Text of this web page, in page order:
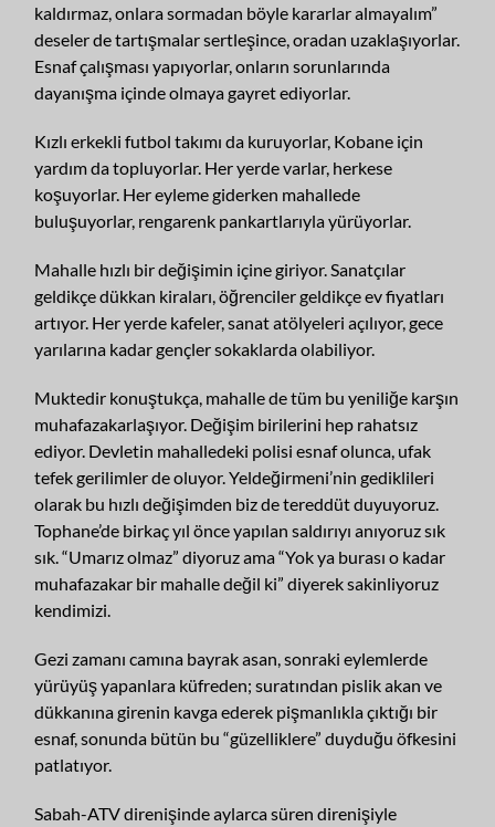
kaldırmaz, onlara sormadan böyle kararlar almayalım”
deseler de tartışmalar sertleşince, oradan uzaklaşıyorlar.
Esnaf çalışması yapıyorlar, onların sorunlarında
dayanışma içinde olmaya gayret ediyorlar.
Kızlı erkekli futbol takımı da kuruyorlar, Kobane için
yardım da topluyorlar. Her yerde varlar, herkese
koşuyorlar. Her eyleme giderken mahallede
buluşuyorlar, rengarenk pankartlarıyla yürüyorlar.
Mahalle hızlı bir değişimin içine giriyor. Sanatçılar
geldikçe dükkan kiraları, öğrenciler geldikçe ev fiyatları
artıyor. Her yerde kafeler, sanat atölyeleri açılıyor, gece
yarılarına kadar gençler sokaklarda olabiliyor.
Muktedir konuştukça, mahalle de tüm bu yeniliğe karşın
muhafazakarlaşıyor. Değişim birilerini hep rahatsız
ediyor. Devletin mahalledeki polisi esnaf olunca, ufak
tefek gerilimler de oluyor. Yeldeğirmeni’nin gediklileri
olarak bu hızlı değişimden biz de tereddüt duyuyoruz.
Tophane’de birkaç yıl önce yapılan saldırıyı anıyoruz sık
sık. “Umarız olmaz” diyoruz ama “Yok ya burası o kadar
muhafazakar bir mahalle değil ki” diyerek sakinliyoruz
kendimizi.
Gezi zamanı camına bayrak asan, sonraki eylemlerde
yürüyüş yapanlara küfreden; suratından pislik akan ve
dükkanına girenin kavga ederek pişmanlıkla çıktığı bir
esnaf, sonunda bütün bu “güzelliklere” duyduğu öfkesini
patlatıyor.
Sabah-ATV direnişinde aylarca süren direnişiyle